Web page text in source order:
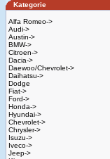
Kategorie
Alfa Romeo->
Audi->
Austin->
BMW->
Citroen->
Dacia->
Daewoo/Chevrolet->
Daihatsu->
Dodge
Fiat->
Ford->
Honda->
Hyundai->
Chevrolet->
Chrysler->
Isuzu->
Iveco->
Jeep->